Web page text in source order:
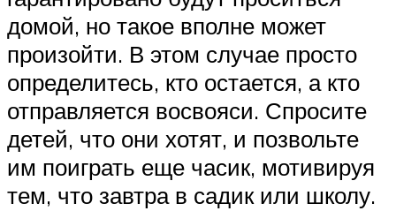
домой, но такое вполне может
произойти. В этом случае просто
определитесь, кто остается, а кто
отправляется восвояси. Спросите
детей, что они хотят, и позвольте
им поиграть еще часик, мотивируя
тем, что завтра в садик или школу.